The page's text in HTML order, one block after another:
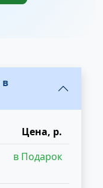
в
Цена, р.
в Подарок